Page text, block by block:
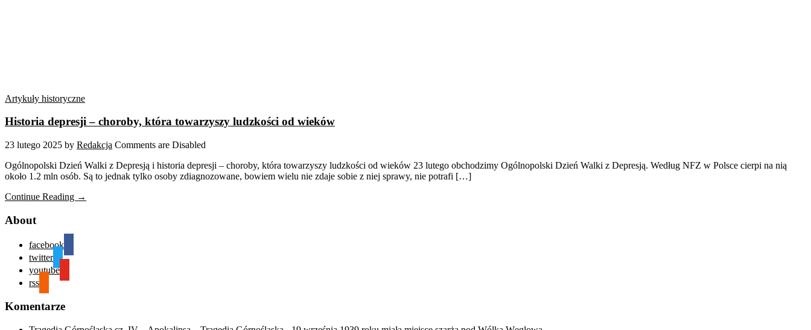
Artykuły historyczne
Historia depresji – choroby, która towarzyszy ludzkości od wieków
23 lutego 2025 by Redakcja Comments are Disabled
Ogólnopolski Dzień Walki z Depresją i historia depresji – choroby, która towarzyszy ludzkości od wieków 23 lutego obchodzimy Ogólnopolski Dzień Walki z Depresją. Według NFZ w Polsce cierpi na nią
około 1.2 mln osób. Są to jednak tylko osoby zdiagnozowane, bowiem wielu nie zdaje sobie z niej sprawy, nie potrafi […]
Continue Reading →
About
facebook
twitter
youtube
rss
Komentarze